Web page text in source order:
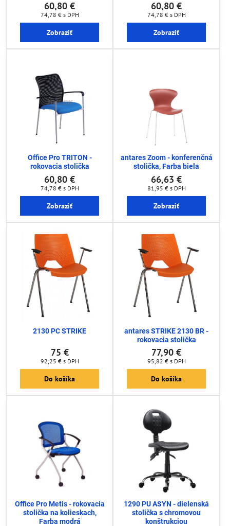
60,80 €
74,78 € s DPH
Zobraziť
60,80 €
74,78 € s DPH
Zobraziť
Office Pro TRITON -
rokovacia stolička
60,80 €
74,78 € s DPH
Zobraziť
antares Zoom - konferenčná
stolička, Farba biela
66,63 €
81,95 € s DPH
Zobraziť
2130 PC STRIKE
75 €
92,25 € s DPH
Do košíka
antares STRIKE 2130 BR -
rokovacia stolička
77,90 €
95,82 € s DPH
Do košíka
Office Pro Metis - rokovacia
stolička na kolieskach,
Farba modrá
1290 PU ASYN - dielenská
stolička s chromovou
konštrukciou